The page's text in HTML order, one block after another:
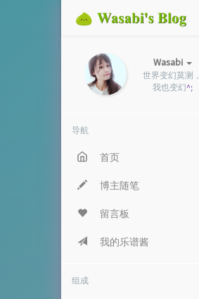
Wasabi
世界变幻莫测，
我也变幻莫测
导航
首页
博主随笔
留言板
我的乐谱酱
组成